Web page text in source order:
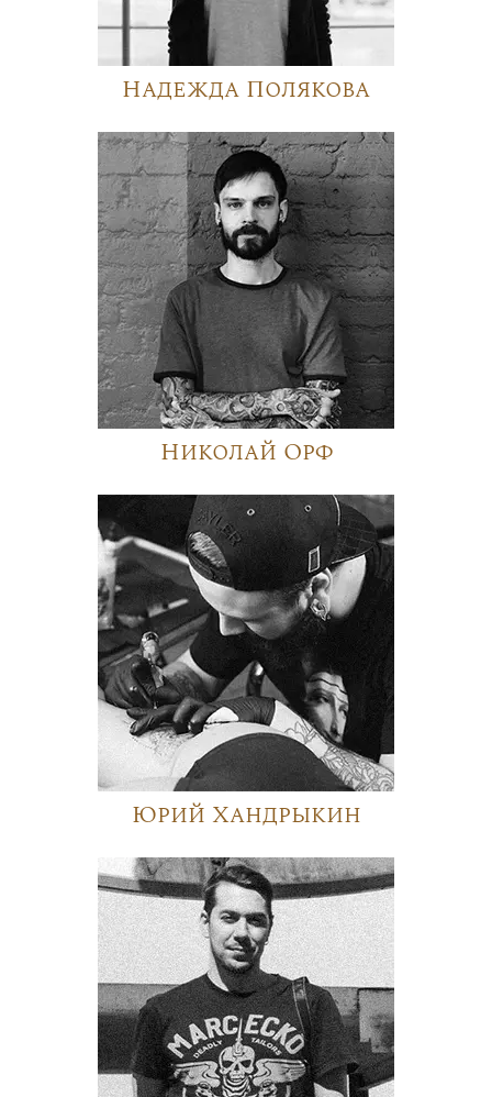
Надежда Полякова
Николай Орф
Юрий Хандрыкин